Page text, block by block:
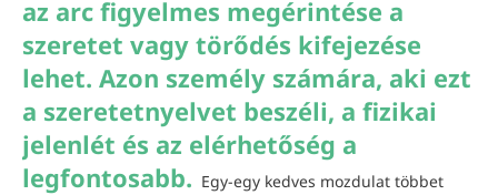
az arc figyelmes megérintése a
szeretet vagy törődés kifejezése
lehet. Azon személy számára, aki ezt
a szeretetnyelvet beszéli, a fizikai
jelenlét és az elérhetőség a
legfontosabb. Egy-egy kedves mozdulat többet